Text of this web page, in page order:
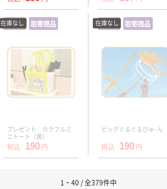
在庫切 取寄商品
プレゼント カラフルミ
ニトート（黄）
税込 190 円
在庫なし 在庫切 取寄商品
ビッグぐるぐるびゅｰん
税込 190 円
在庫なし
1 ~ 40 / 全379件中